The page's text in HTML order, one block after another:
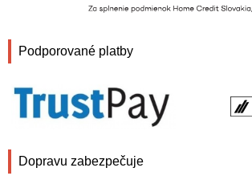
Podporované platby
Dopravu zabezpečuje